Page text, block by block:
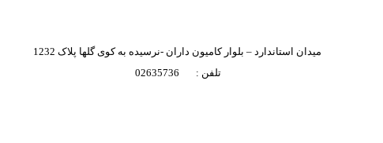
میدان استاندارد – بلوار کامیون داران -نرسیده به کوی گلها پلاک 1232
تلفن : 02635736